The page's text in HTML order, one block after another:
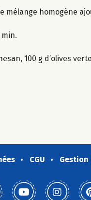
mélange homogène
100 g d’olives
CGU Gestion